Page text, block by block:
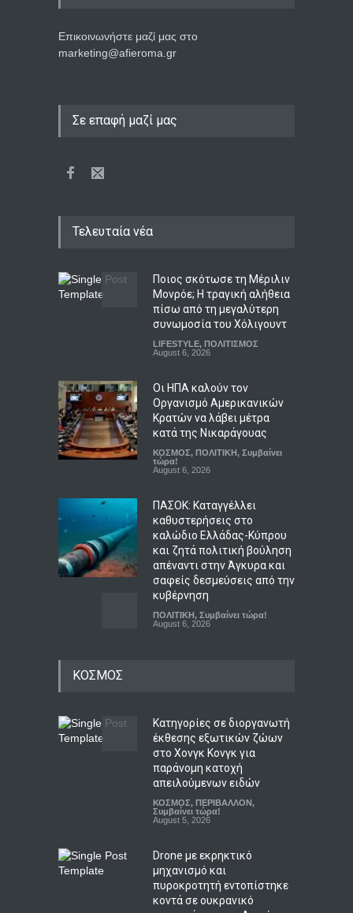
Επικοινωνήστε μαζί μας στο
marketing@afieroma.gr
Σε επαφή μαζί μας
Τελευταία νέα
Ποιος σκότωσε τη Μέριλιν
Μονρόε; Η τραγική αλήθεια
πίσω από τη μεγαλύτερη
συνωμοσία του Χόλιγουντ
LIFESTYLE, ΠΟΛΙΤΙΣΜΟΣ
August 6, 2026
Οι ΗΠΑ καλούν τον
Οργανισμό Αμερικανικών
Κρατών να λάβει μέτρα
κατά της Νικαράγουας
ΚΟΣΜΟΣ, ΠΟΛΙΤΙΚΗ, Συμβαίνει
τώρα!
August 6, 2026
ΠΑΣΟΚ: Καταγγέλλει
καθυστερήσεις στο
καλώδιο Ελλάδας-Κύπρου
και ζητά πολιτική βούληση
απέναντι στην Άγκυρα και
σαφείς δεσμεύσεις από την
κυβέρνηση
ΠΟΛΙΤΙΚΗ, Συμβαίνει τώρα!
August 6, 2026
τη φίλη της μπροστά σε
ανήλικα παιδιά
ΑΠΟΨΕΙΣ,ΚΟΙΝΩΝΙΚΑ
August 6, 2026
Καταπέλτης έκθεση για τις
τράπεζες: Γιατί δεν
δήλωσαν έγκαιρα τις
Έπσταϊν
LIFESTYLE,ΟΙΚΟΝΟΜΙΑ
August 6, 2026
ΚΟΣΜΟΣ
Κατηγορίες σε διοργανωτή
έκθεσης εξωτικών ζώων
στο Χονγκ Κονγκ για
παράνομη κατοχή
απειλούμενων ειδών
ΚΟΣΜΟΣ, ΠΕΡΙΒΑΛΛΟΝ,
Συμβαίνει τώρα!
August 5, 2026
Drone με εκρηκτικό
μηχανισμό και
πυροκροτητή εντοπίστηκε
κοντά σε ουκρανικό